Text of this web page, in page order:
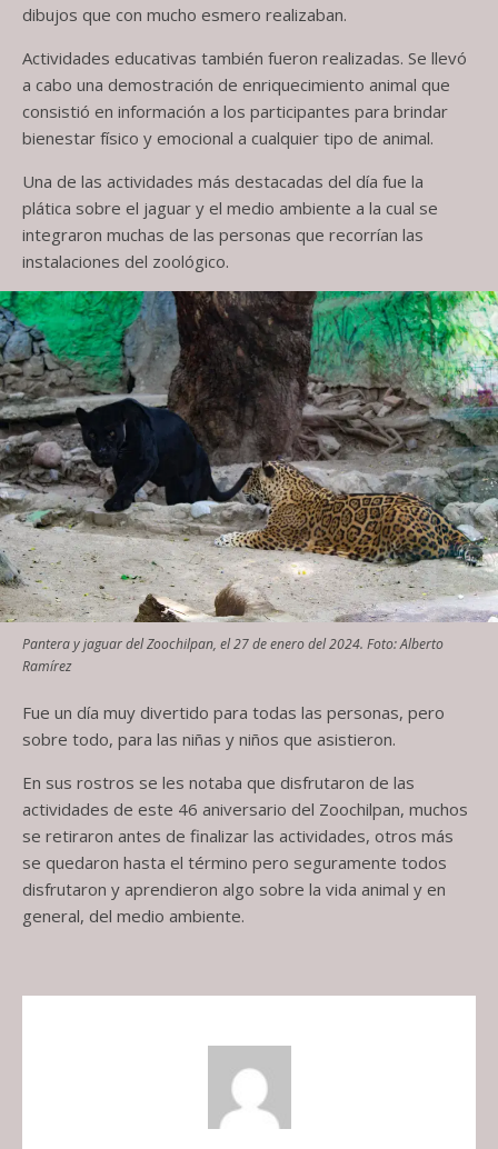
dibujos que con mucho esmero realizaban.
Actividades educativas también fueron realizadas. Se llevó
a cabo una demostración de enriquecimiento animal que
consistió en información a los participantes para brindar
bienestar físico y emocional a cualquier tipo de animal.
Una de las actividades más destacadas del día fue la
plática sobre el jaguar y el medio ambiente a la cual se
integraron muchas de las personas que recorrían las
instalaciones del zoológico.
Pantera y jaguar del Zoochilpan, el 27 de enero del 2024. Foto: Alberto
Ramírez
Fue un día muy divertido para todas las personas, pero
sobre todo, para las niñas y niños que asistieron.
En sus rostros se les notaba que disfrutaron de las
actividades de este 46 aniversario del Zoochilpan, muchos
se retiraron antes de finalizar las actividades, otros más
se quedaron hasta el término pero seguramente todos
disfrutaron y aprendieron algo sobre la vida animal y en
general, del medio ambiente.